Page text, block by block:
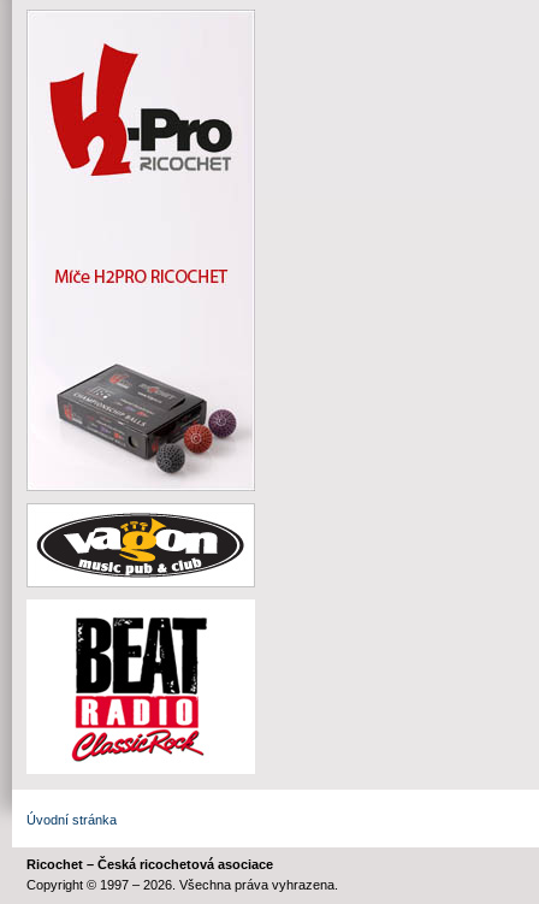
Úvodní stránka
Ricochet – Česká ricochetová asociace
Copyright © 1997 – 2026. Všechna práva vyhrazena.